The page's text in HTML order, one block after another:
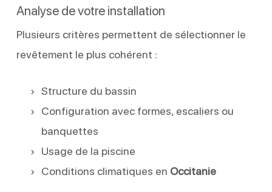
Analyse de votre installation
Plusieurs critères permettent de sélectionner le
revêtement le plus cohérent :
Structure du bassin
Configuration avec formes, escaliers ou
banquettes
Usage de la piscine
Conditions climatiques en Occitanie